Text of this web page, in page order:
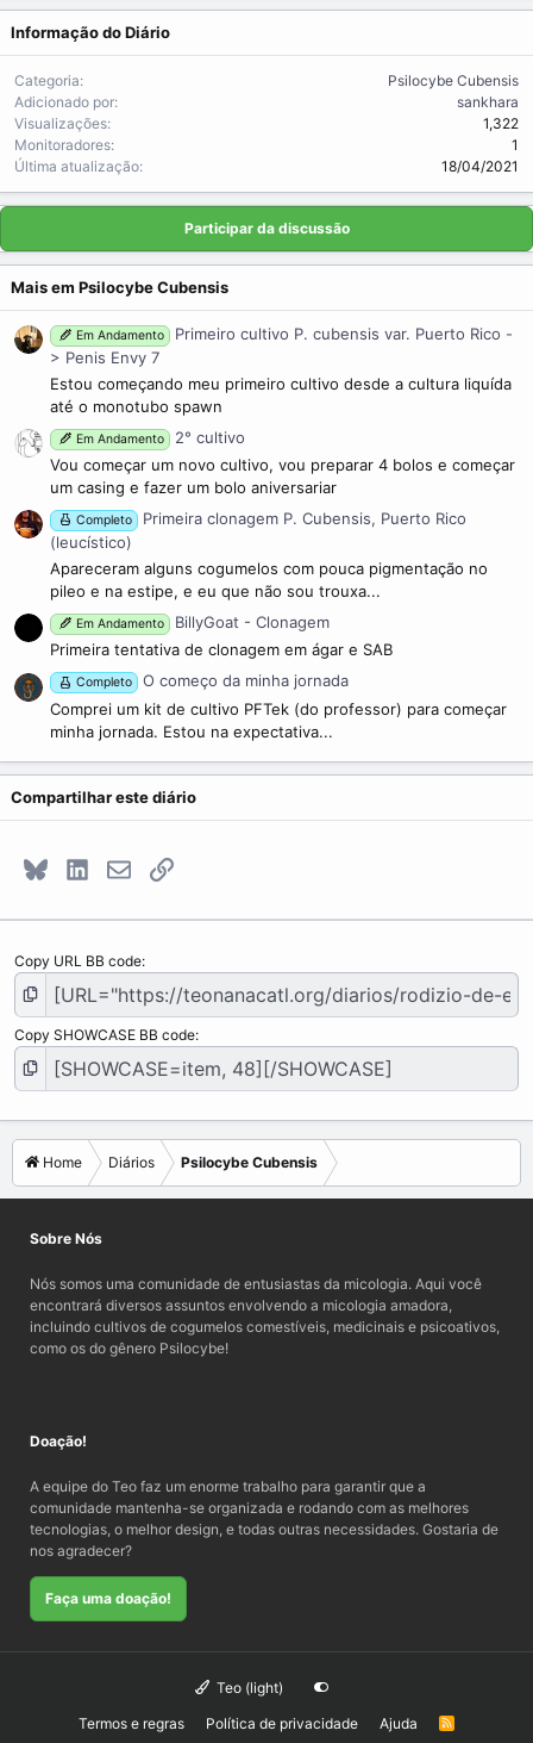
Informação do Diário
Categoria
Psilocybe Cubensis
Adicionado por
sankhara
Visualizações
1,322
Monitoradores
1
Última atualização
18/04/2021
Participar da discussão
Mais em Psilocybe Cubensis
Em Andamento
Primeiro cultivo P. cubensis var. Puerto Rico -
> Penis Envy 7
Estou começando meu primeiro cultivo desde a cultura liquída
até o monotubo spawn
Em Andamento
2° cultivo
Vou começar um novo cultivo, vou preparar 4 bolos e começar
um casing e fazer um bolo aniversariar
Completo
Primeira clonagem P. Cubensis, Puerto Rico
(leucístico)
Apareceram alguns cogumelos com pouca pigmentação no
pileo e na estipe, e eu que não sou trouxa...
Em Andamento
BillyGoat - Clonagem
Primeira tentativa de clonagem em ágar e SAB
Completo
O começo da minha jornada
Comprei um kit de cultivo PFTek (do professor) para começar
minha jornada. Estou na expectativa...
Compartilhar este diário
Bluesky LinkedInE-mailLink
Copy URL BB code
Copy SHOWCASE BB code
Home Diários Psilocybe Cubensis
Sobre Nós
Nós somos uma comunidade de entusiastas da micologia. Aqui você
encontrará diversos assuntos envolvendo a micologia amadora,
incluindo cultivos de cogumelos comestíveis, medicinais e psicoativos,
como os do gênero Psilocybe!
Doação!
A equipe do Teo faz um enorme trabalho para garantir que a
comunidade mantenha-se organizada e rodando com as melhores
tecnologias, o melhor design, e todas outras necessidades. Gostaria de
nos agradecer?
Faça uma doação!
Teo (light)
Termos e regras
Política de privacidade Ajuda
R